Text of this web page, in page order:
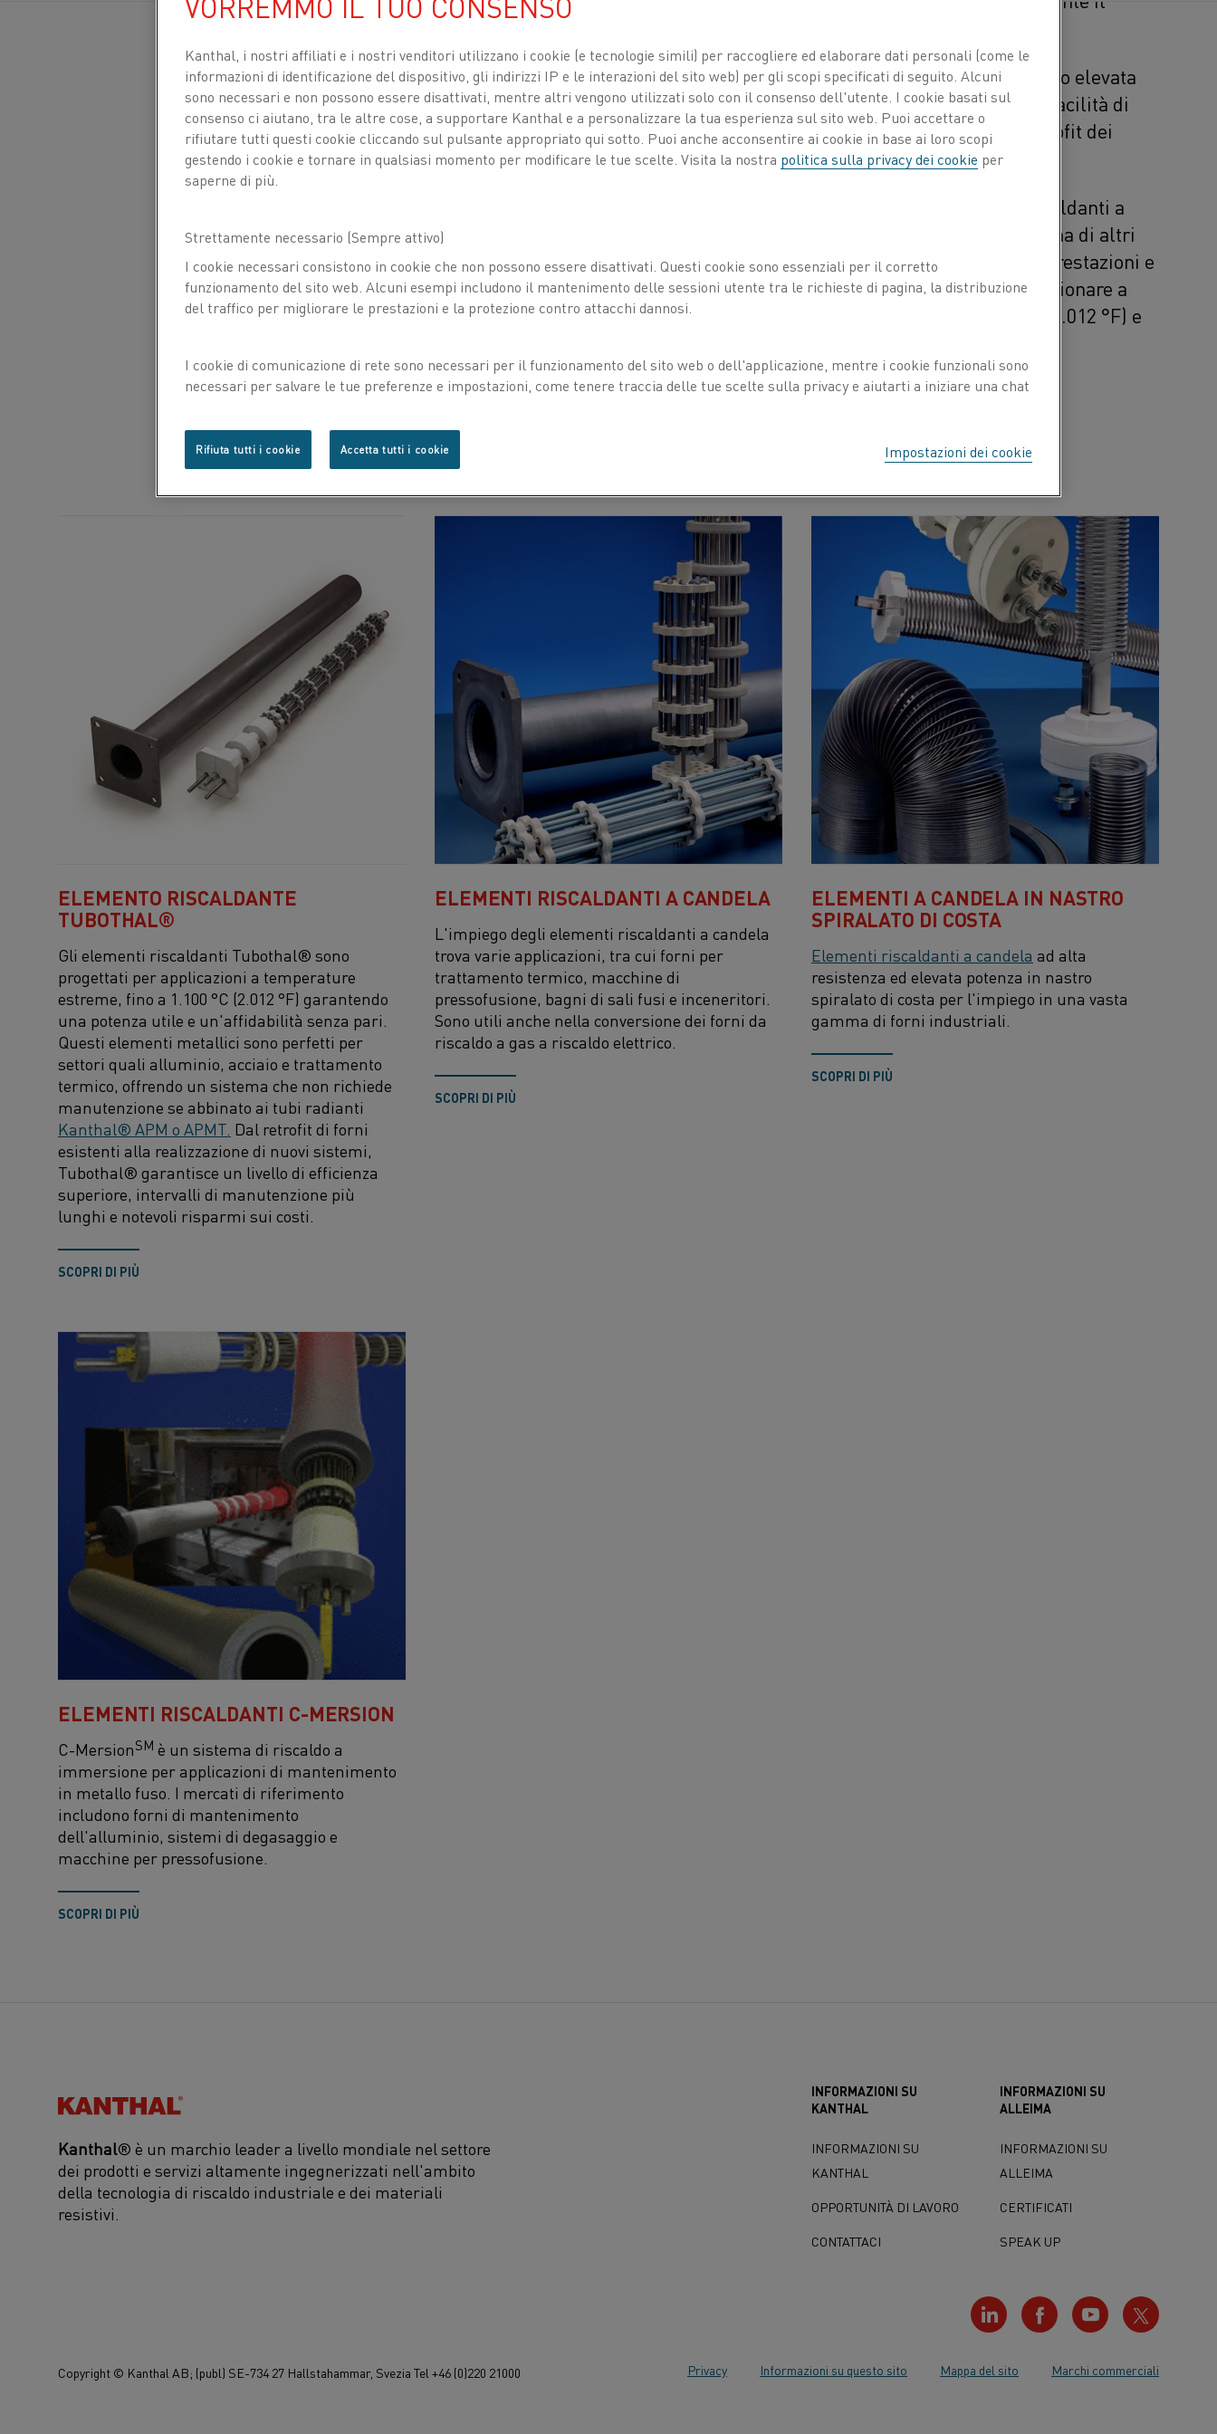
Le resistenze a cartuccia sono apprezzate per la loro elevata
densità di potenza, il design personalizzabile e la facilità di
sostituzione, rendendole la scelta ideale per il retrofit dei
bruciatori a gas.
Kanthal progetta e offre Tubothal®, soluzioni riscaldanti a
cartuccia di alta qualità, insieme a un'ampia gamma di altri
elementi riscaldanti per tubo radiante noti per le prestazioni e
la qualità eccezionali. Questi elemeti possono funzionare a
temperature di esercizio del forno fino a 1.100 °C (2.012 °F) e
ELEMENTO RISCALDANTE
TUBOTHAL®
Gli elementi riscaldanti Tubothal® sono
progettati per applicazioni a temperature
estreme, fino a 1.100 °C (2.012 °F) garantendo
una potenza utile e un'affidabilità senza pari.
Questi elementi metallici sono perfetti per
settori quali alluminio, acciaio e trattamento
termico, offrendo un sistema che non richiede
manutenzione se abbinato ai tubi radianti
Kanthal® APM o APMT Dal retrofit di forni
esistenti alla realizzazione di nuovi sistemi,
Tubothal® garantisce un livello di efficienza
superiore, intervalli di manutenzione più
lunghi e notevoli risparmi sui costi.
SCOPRI DI PIÙ
ELEMENTI RISCALDANTI A CANDELA
L'impiego degli elementi riscaldanti a candela
trova varie applicazioni, tra cui forni per
trattamento termico, macchine di
pressofusione, bagni di sali fusi e inceneritori.
Sono utili anche nella conversione dei forni da
riscaldo a gas a riscaldo elettrico.
SCOPRI DI PIÙ
ELEMENTI A CANDELA IN NASTRO
SPIRALATO DI COSTA
Elementi riscaldanti a candela ad alta
resistenza ed elevata potenza in nastro
spiralato di costa per l'impiego in una vasta
gamma di forni industriali.
SCOPRI DI PIÙ
ELEMENTI RISCALDANTI C-MERSION
C-MersionSM è un sistema di riscaldo a
immersione per applicazioni di mantenimento
in metallo fuso. I mercati di riferimento
includono forni di mantenimento
dell'alluminio, sistemi di degasaggio e
macchine per pressofusione.
SCOPRI DI PIÙ
Kanthal®
Kanthal® è un marchio leader a livello mondiale nel settore
dei prodotti e servizi altamente ingegnerizzati nell'ambito
della tecnologia di riscaldo industriale e dei materiali
resistivi.
INFORMAZIONI SU
KANTHAL
INFORMAZIONI SU
KANTHAL
OPPORTUNITÀ DI LAVORO
CONTATTACI
INFORMAZIONI SU
ALLEIMA
INFORMAZIONI SU
ALLEIMA
CERTIFICATI
SPEAK UP
Privacy Informazioni su questo sito Mappa del sito Marchi commerciali
Copyright © Kanthal AB; (publ) SE-734 27 Hallstahammar, Svezia Tel +46 (0)220 21000
Kanthal, i nostri affiliati e i nostri venditori utilizzano i cookie (e tecnologie simili) per raccogliere ed elaborare dati personali (come le
informazioni di identificazione del dispositivo, gli indirizzi IP e le interazioni del sito web) per gli scopi specificati di seguito. Alcuni
sono necessari e non possono essere disattivati, mentre altri vengono utilizzati solo con il consenso dell'utente. I cookie basati sul
consenso ci aiutano, tra le altre cose, a supportare Kanthal e a personalizzare la tua esperienza sul sito web. Puoi accettare o
rifiutare tutti questi cookie cliccando sul pulsante appropriato qui sotto. Puoi anche acconsentire ai cookie in base ai loro scopi
gestendo i cookie e tornare in qualsiasi momento per modificare le tue scelte. Visita la nostra politica sulla privacy dei cookie per
saperne di più.
Strettamente necessario (Sempre attivo)
I cookie necessari consistono in cookie che non possono essere disattivati. Questi cookie sono essenziali per il corretto
funzionamento del sito web. Alcuni esempi includono il mantenimento delle sessioni utente tra le richieste di pagina, la distribuzione
del traffico per migliorare le prestazioni e la protezione contro attacchi dannosi.
I cookie di comunicazione di rete sono necessari per il funzionamento del sito web o dell'applicazione, mentre i cookie funzionali sono
necessari per salvare le tue preferenze e impostazioni, come tenere traccia delle tue scelte sulla privacy e aiutarti a iniziare una chat
Impostazioni dei cookie
Rifiuta tutti i cookie Accetta tutti i cookie